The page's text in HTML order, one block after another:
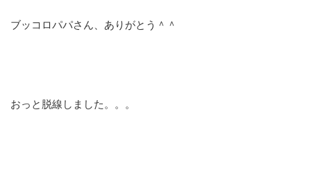
ブッコロパパさん、ありがとう＾＾
おっと脱線しました。。。